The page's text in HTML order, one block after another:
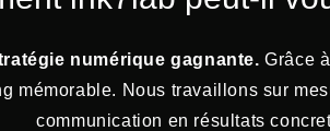
numérique gagnante. Grâce
mémorable. Nous travaillons sur
communication en résultats